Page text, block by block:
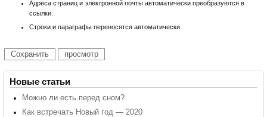
Адреса страниц и электронной почты автоматически преобразуются в
ссылки.
Строки и параграфы переносятся автоматически.
Новые статьи
Можно ли есть перед сном?
Как встречать Новый год — 2020